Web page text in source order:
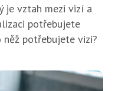
je vztah mezi vizí a
potřebujete
něž potřebujete vizi?